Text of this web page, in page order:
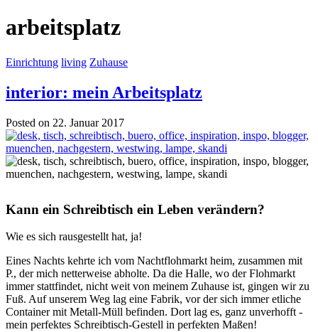
arbeitsplatz
Einrichtung living Zuhause
interior: mein Arbeitsplatz
Posted on 22. Januar 2017
Kann ein Schreibtisch ein Leben verändern?
Wie es sich rausgestellt hat, ja!
Eines Nachts kehrte ich vom Nachtflohmarkt heim, zusammen mit
P., der mich netterweise abholte. Da die Halle, wo der Flohmarkt
immer stattfindet, nicht weit von meinem Zuhause ist, gingen wir zu
Fuß. Auf unserem Weg lag eine Fabrik, vor der sich immer etliche
Container mit Metall-Müll befinden. Dort lag es, ganz unverhofft -
mein perfektes Schreibtisch-Gestell in perfekten Maßen!